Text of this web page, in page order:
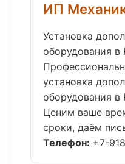
ИП
Установка
оборудования
установка
оборудования
Ценим ваше
сроки, даём
Телефон: +7-